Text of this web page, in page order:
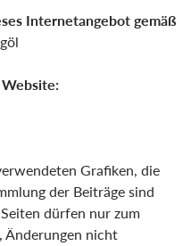
Internetangebot gemäß
Grafiken, die
der Beiträge sind
dürfen nur zum
Änderungen nicht